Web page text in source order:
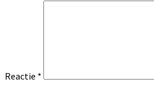
Reactie *